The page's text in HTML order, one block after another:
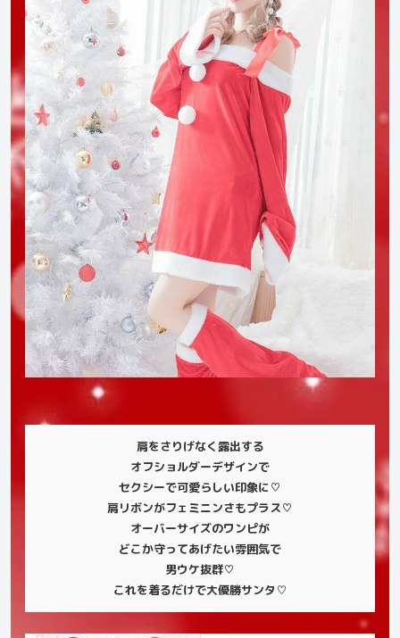
肩をさりげなく露出する
オフショルダーデザインで
セクシーで可愛らしい印象に♡
肩リボンがフェミニンさもプラス♡
オーバーサイズのワンピが
どこか守ってあげたい雰囲気で
男ウケ抜群♡
これを着るだけで大優勝サンタ ♡